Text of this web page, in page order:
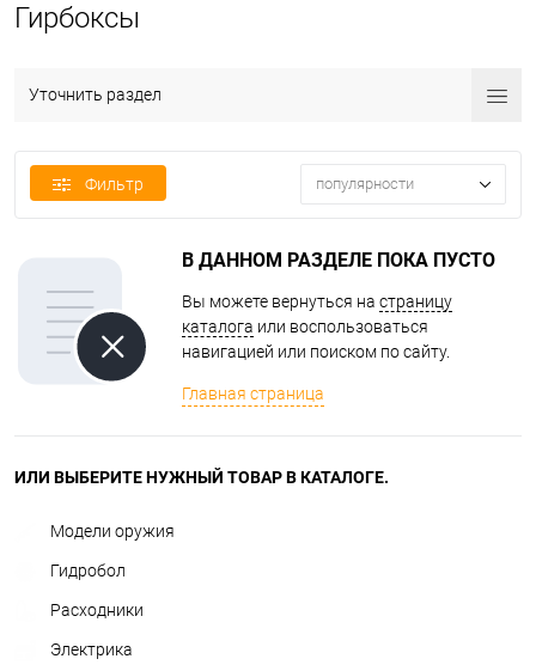
Гирбоксы
Уточнить раздел
Фильтр популярности
В ДАННОМ РАЗДЕЛЕ ПОКА ПУСТО
Вы можете вернуться на страницу
каталога или воспользоваться
навигацией или поиском по сайту.
Главная страница
ИЛИ ВЫБЕРИТЕ НУЖНЫЙ ТОВАР В КАТАЛОГЕ.
Модели оружия
Гидробол
Расходники
Электрика